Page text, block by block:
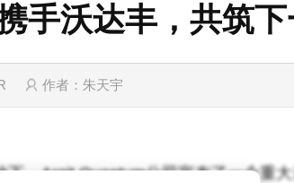
手沃达丰，共筑
作者：朱天宇
，Arqit Quantum公司宣布了一个重